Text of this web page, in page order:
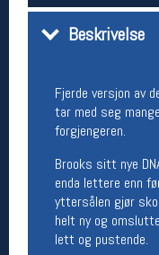
Beskrivelse
Fjerde versjon av
tar med seg
forgjengeren.
Brooks sitt nye
enda lettere enn
yttersålen gjør
helt ny og
lett og pustende.
Lørdag:
Team Oslo
Magasinet
Medlemstilbud og
Man-Fredag: